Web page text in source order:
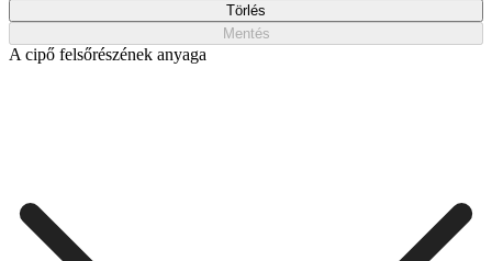
Törlés
Mentés
A cipő felsőrészének anyaga